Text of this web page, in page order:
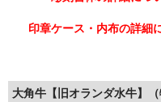
印章ケース・内布の詳細
大角牛【旧オランダ水牛